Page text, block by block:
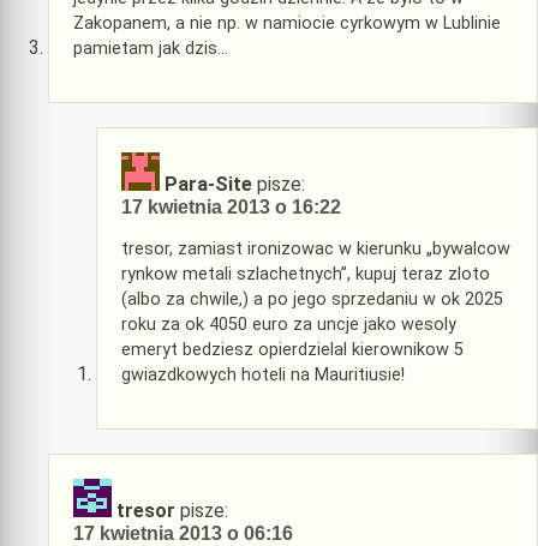
Zakopanem, a nie np. w namiocie cyrkowym w Lublinie
pamietam jak dzis…
Para-Site pisze:
17 kwietnia 2013 o 16:22
tresor, zamiast ironizowac w kierunku „bywalcow
rynkow metali szlachetnych”, kupuj teraz zloto
(albo za chwile,) a po jego sprzedaniu w ok 2025
roku za ok 4050 euro za uncje jako wesoly
emeryt bedziesz opierdzielal kierownikow 5
gwiazdkowych hoteli na Mauritiusie!
tresor pisze:
17 kwietnia 2013 o 06:16